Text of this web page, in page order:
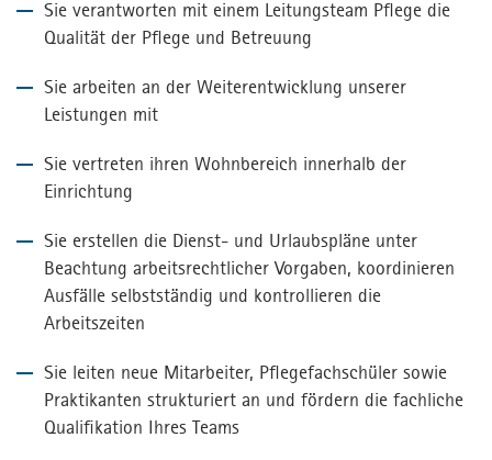
Sie verantworten mit einem Leitungsteam Pflege die
Qualität der Pflege und Betreuung
Sie arbeiten an der Weiterentwicklung unserer
Leistungen mit
Sie vertreten ihren Wohnbereich innerhalb der
Einrichtung
Sie erstellen die Dienst- und Urlaubspläne unter
Beachtung arbeitsrechtlicher Vorgaben, koordinieren
Ausfälle selbstständig und kontrollieren die
Arbeitszeiten
Sie leiten neue Mitarbeiter, Pflegefachschüler sowie
Praktikanten strukturiert an und fördern die fachliche
Qualifikation Ihres Teams